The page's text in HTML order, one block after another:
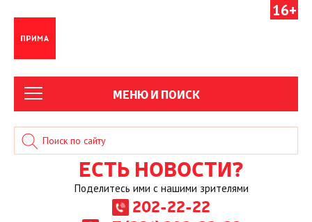
16+
МЕНЮ И ПОИСК
ЕСТЬ НОВОСТИ?
Поделитесь ими с нашими зрителями
202-22-22